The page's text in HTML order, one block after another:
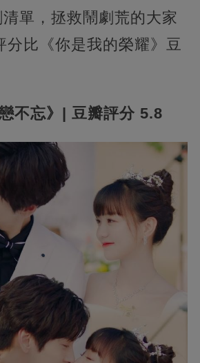
單，拯救鬧劇荒的大家
分比《你是我的榮耀》豆
不忘》| 豆瓣評分 5.8